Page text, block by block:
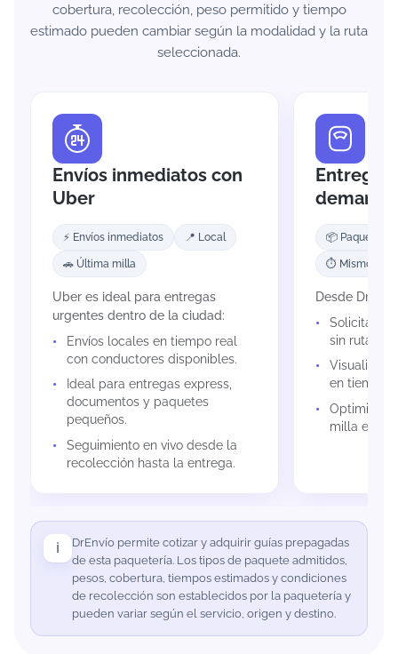
cobertura, recolección, peso permitido y tiempo
estimado pueden cambiar según la modalidad y la ruta
seleccionada.
Envíos inmediatos con
Uber
⚡ Envíos inmediatos 📍 Local
🚗 Última milla
Uber es ideal para entregas
urgentes dentro de la ciudad:
Envíos locales en tiempo real
con conductores disponibles.
Ideal para entregas express,
documentos y paquetes
pequeños.
Seguimiento en vivo desde la
recolección hasta la entrega.
Entrega
demanda
📦 Paquetes
⏱️ Mismo día
Desde
Solicitar
sin rutas
Visualizar
en tiempo
Optimizar
milla en
ℹ️
DrEnvío permite cotizar y adquirir guías prepagadas
de esta paquetería. Los tipos de paquete admitidos,
pesos, cobertura, tiempos estimados y condiciones
de recolección son establecidos por la paquetería y
pueden variar según el servicio, origen y destino.